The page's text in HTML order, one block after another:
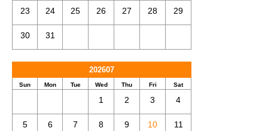
23 24 25 26 27 28 29
30 31
202607
Sun Mon Tue Wed Thu Fri Sat
1 2 3 4
5 6 7 8 9 10 11